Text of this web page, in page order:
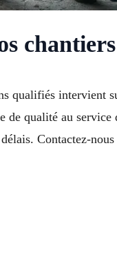
chantiers
qualifiés intervient
qualité au service
Contactez-